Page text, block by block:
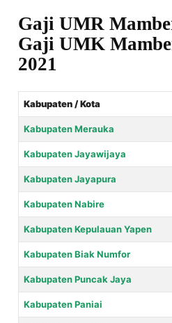
Gaji UMR
Gaji UMK
2021
Kabupaten / Kota
Kabupaten Merauka
Kabupaten Jayawijaya
Kabupaten Jayapura
Kabupaten Nabire
Kabupaten Kepulauan Yapen
Kabupaten Biak Numfor
Kabupaten Puncak Jaya
Kabupaten Paniai